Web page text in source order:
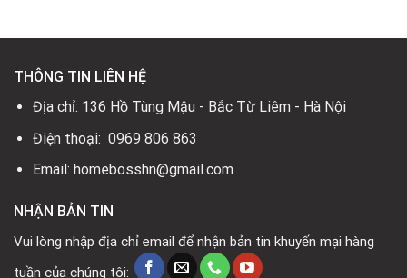
THÔNG TIN LIÊN HỆ
Địa chỉ: 136 Hồ Tùng Mậu - Bắc Từ Liêm - Hà Nội
Điện thoại: 0969 806 863
Email: homebosshn@gmail.com
NHẬN BẢN TIN
Vui lòng nhập địa chỉ email để nhận bản tin khuyến mại hàng
tuần của chúng tôi: